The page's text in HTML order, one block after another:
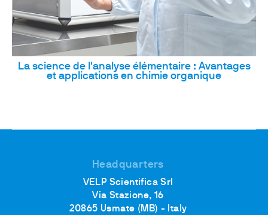
La science de l'analyse élémentaire : Avantages
et applications en chimie organique
Headquarters
VELP Scientifica Srl
Via Stazione, 16
20865 Usmate (MB) - Italy